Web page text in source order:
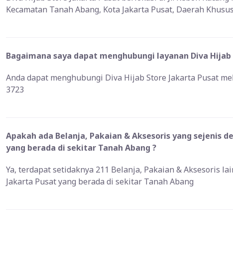
Kecamatan Tanah Abang, Kota Jakarta Pusat, Daerah
Bagaimana saya dapat menghubungi layanan Diva
Anda dapat menghubungi Diva Hijab Store Jakarta Pusat
3723
Apakah ada Belanja, Pakaian & Aksesoris yang sejenis
yang berada di sekitar Tanah Abang ?
Ya, terdapat setidaknya 211 Belanja, Pakaian & Aksesoris
Jakarta Pusat yang berada di sekitar Tanah Abang